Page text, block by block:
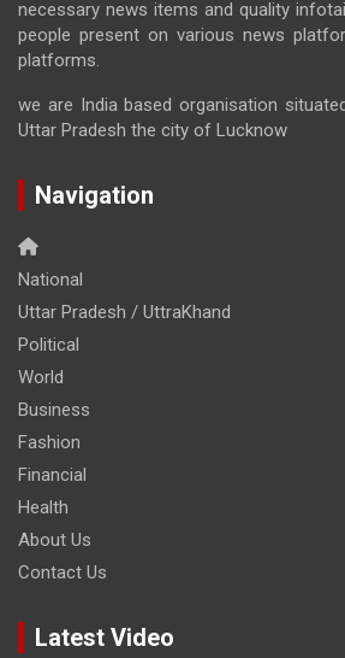
necessary news items and quality
people present on various news
platforms.
we are India based organisation
Uttar Pradesh the city of Lucknow
Navigation
National
Uttar Pradesh / UttraKhand
Political
World
Business
Fashion
Financial
Health
About Us
Contact Us
Latest Video